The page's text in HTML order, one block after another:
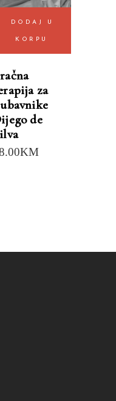
DODAJ U
KORPU
za
de
KM